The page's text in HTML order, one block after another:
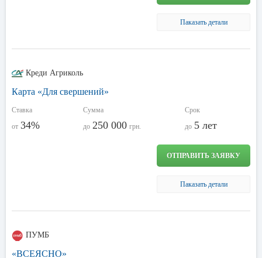
Паказать детали
Креди Агриколь
Карта «Для свершений»
Ставка
от 34%
Сумма
до 250 000 грн.
Срок
до 5 лет
ОТПРАВИТЬ ЗАЯВКУ
Паказать детали
ПУМБ
«ВСЕЯСНО»